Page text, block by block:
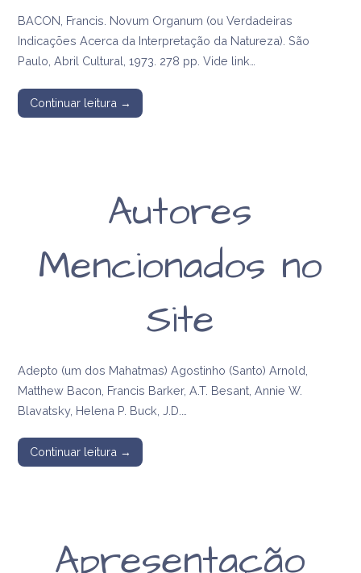
BACON, Francis. Novum Organum (ou Verdadeiras
Indicações Acerca da Interpretação da Natureza). São
Paulo, Abril Cultural, 1973. 278 pp. Vide link…
Continuar leitura →
Autores
Mencionados no
Site
Adepto (um dos Mahatmas) Agostinho (Santo) Arnold,
Matthew Bacon, Francis Barker, A.T. Besant, Annie W.
Blavatsky, Helena P. Buck, J.D.…
Continuar leitura →
Apresentação